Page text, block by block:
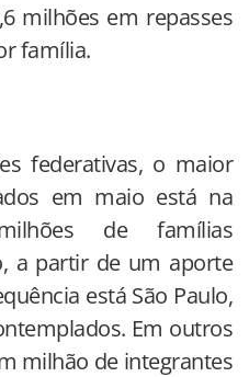
milhões em repasses
família.
federativas, o maior
em maio está na
de famílias
a partir de um aporte
está São Paulo,
Em outros
milhão de integrantes